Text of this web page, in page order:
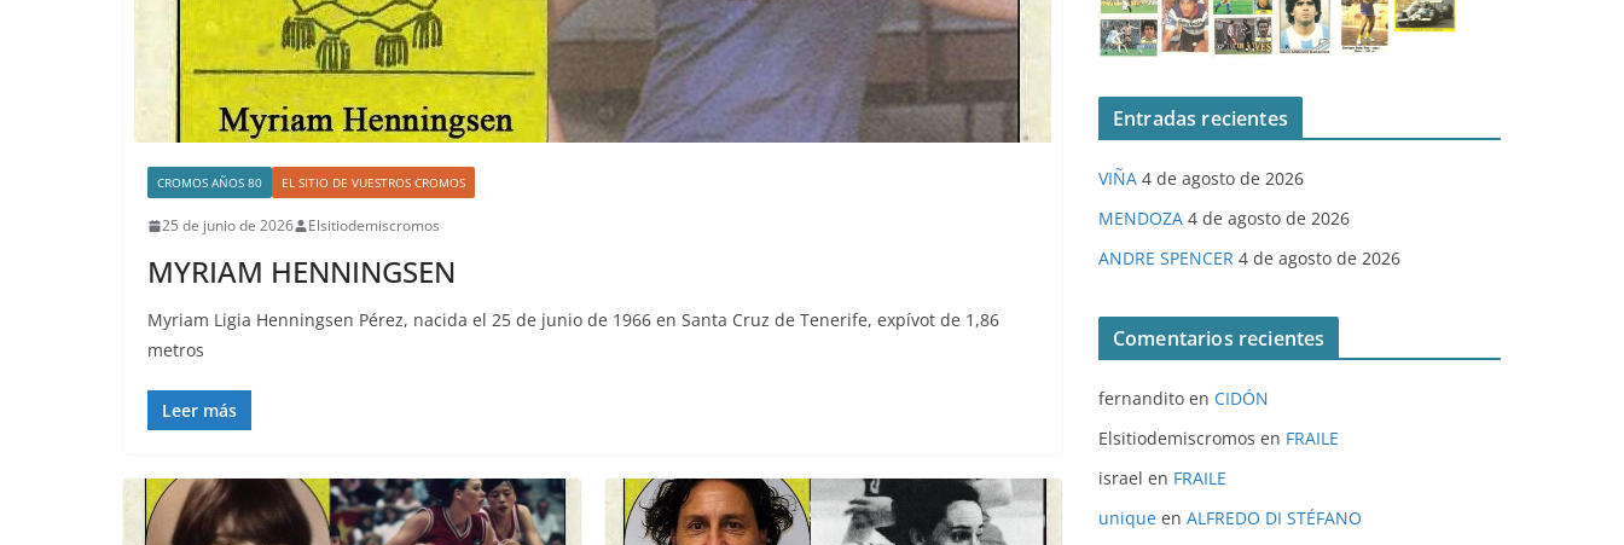
CROMOS AÑOS 80 EL SITIO DE VUESTROS CROMOS
25 de junio de 2026 Elsitiodemiscromos
MYRIAM HENNINGSEN
Myriam Ligia Henningsen Pérez, nacida el 25 de junio de 1966 en Santa Cruz de Tenerife, expívot de 1,86
metros
Leer más
Entradas recientes
VIÑA 4 de agosto de 2026
MENDOZA 4 de agosto de 2026
ANDRE SPENCER 4 de agosto de 2026
Comentarios recientes
fernandito en CIDÓN
Elsitiodemiscromos en FRAILE
israel en FRAILE
unique en ALFREDO DI STÉFANO